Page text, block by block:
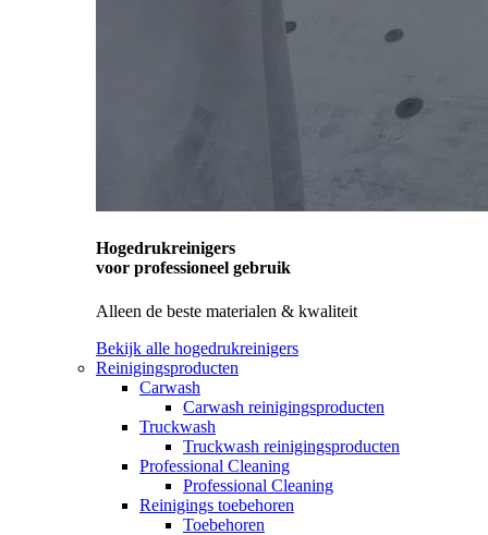
Hogedrukreinigers
voor professioneel gebruik
Alleen de beste materialen & kwaliteit
Bekijk alle hogedrukreinigers
Reinigingsproducten
Carwash
Carwash reinigingsproducten
Truckwash
Truckwash reinigingsproducten
Professional Cleaning
Professional Cleaning
Reinigings toebehoren
Toebehoren